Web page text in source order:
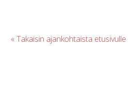
« Takaisin ajankohtaista etusivulle